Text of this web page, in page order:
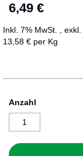
Sonderangebot
6,49 €
Inkl. 7% MwSt. exkl.
13,58 € per Kg
Anzahl